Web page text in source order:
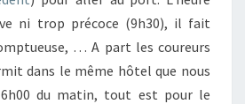
ni trop précoce (9h30), il fait
… A part les coureurs
dans le même hôtel que nous
du matin, tout est pour le